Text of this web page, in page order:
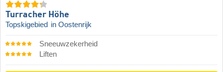
Turracher Höhe
Topskigebied in Oostenrijk
Sneeuwzekerheid
Liften